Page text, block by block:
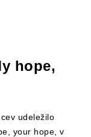
hope,
udeležilo
your hope, v